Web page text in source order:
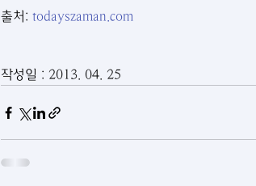
출처: todayszaman.com
작성일 : 2013. 04. 25